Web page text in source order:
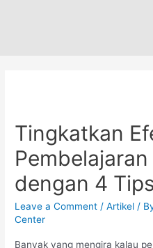
Tingkatkan
dengan 4
Leave a Comment /Artikel /
Center
Banyak yang mengira kalau